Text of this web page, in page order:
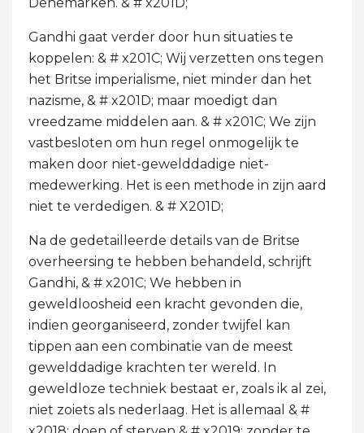
Denemarken. & # x201D;
Gandhi gaat verder door hun situaties te
koppelen: & # x201C; Wij verzetten ons tegen
het Britse imperialisme, niet minder dan het
nazisme, & # x201D; maar moedigt dan
vreedzame middelen aan. & # x201C; We zijn
vastbesloten om hun regel onmogelijk te
maken door niet-gewelddadige niet-
medewerking. Het is een methode in zijn aard
niet te verdedigen. & # X201D;
Na de gedetailleerde details van de Britse
overheersing te hebben behandeld, schrijft
Gandhi, & # x201C; We hebben in
geweldloosheid een kracht gevonden die,
indien georganiseerd, zonder twijfel kan
tippen aan een combinatie van de meest
gewelddadige krachten ter wereld. In
geweldloze techniek bestaat er, zoals ik al zei,
niet zoiets als nederlaag. Het is allemaal & #